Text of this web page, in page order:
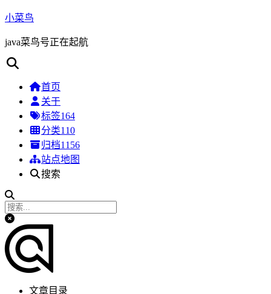
小菜鸟
java菜鸟号正在起航
首页
关于
标签164
分类110
归档1156
站点地图
搜索
文章目录